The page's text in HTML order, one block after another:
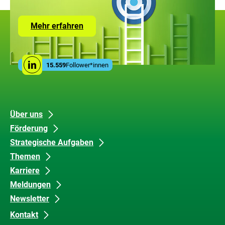
Mehr erfahrenZur
Seite
den
Leistungen
der
ZUG
Social
MediaLinkedin
15.559Follower*innen
Unsere
Inhalte
Über uns
Förderung
Strategische Aufgaben
Themen
Karriere
Meldungen
Newsletter
Datenschutz
und
Barrierefreiheit
Kontakt